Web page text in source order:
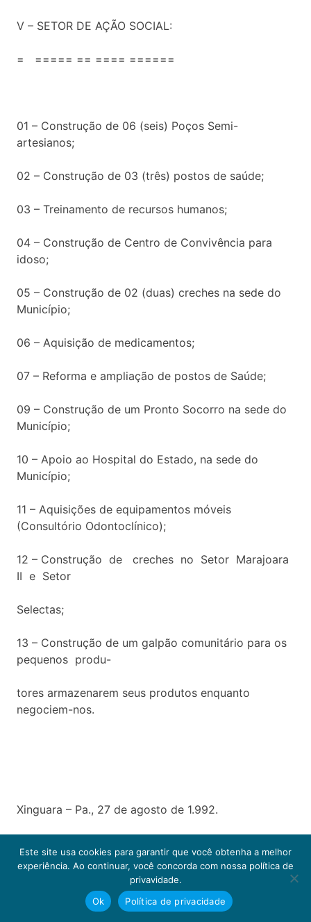
V – SETOR DE AÇÃO SOCIAL:
= ===== == ==== ======
01 – Construção de 06 (seis) Poços Semi-
artesianos;
02 – Construção de 03 (três) postos de saúde;
03 – Treinamento de recursos humanos;
04 – Construção de Centro de Convivência para
idoso;
05 – Construção de 02 (duas) creches na sede do
Município;
06 – Aquisição de medicamentos;
07 – Reforma e ampliação de postos de Saúde;
09 – Construção de um Pronto Socorro na sede do
Município;
10 – Apoio ao Hospital do Estado, na sede do
Município;
11 – Aquisições de equipamentos móveis
(Consultório Odontoclínico);
12 – Construção de creches no Setor Marajoara
II e Setor
Selectas;
13 – Construção de um galpão comunitário para os
pequenos produ-
tores armazenarem seus produtos enquanto
negociem-nos.
Xinguara – Pa., 27 de agosto de 1.992.
PREFEITO MUNICIPAL
Este site usa cookies para garantir que você obtenha a melhor
experiência. Ao continuar, você concorda com nossa política de
privavidade.
Ok
Política de privacidade